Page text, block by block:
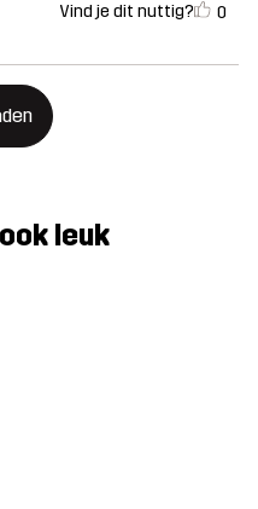
Vind je dit nuttig? 0
leuk